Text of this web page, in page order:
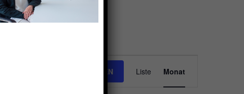
VERANSTALTUNGEN SUCHEN Liste Monat